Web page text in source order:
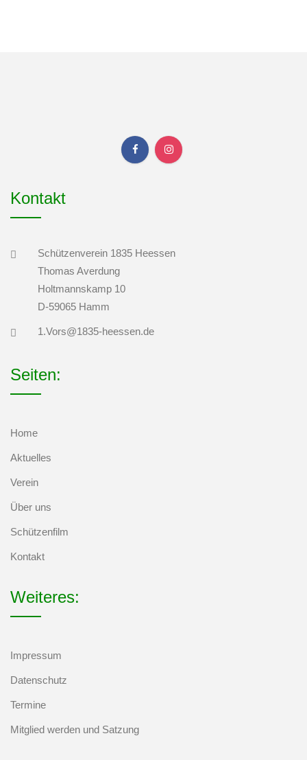
Kontakt
Schützenverein 1835 Heessen
Thomas Averdung
Holtmannskamp 10
D-59065 Hamm
1.Vors@1835-heessen.de
Seiten:
Home
Aktuelles
Verein
Über uns
Schützenfilm
Kontakt
Weiteres:
Impressum
Datenschutz
Termine
Mitglied werden und Satzung